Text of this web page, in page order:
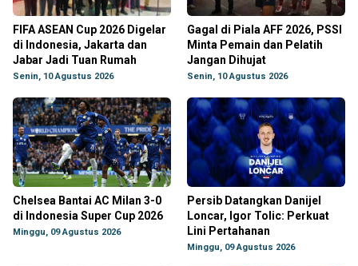
FIFA ASEAN Cup 2026 Digelar
di Indonesia, Jakarta dan
Jabar Jadi Tuan Rumah
Senin, 10 Agustus 2026
Gagal di Piala AFF 2026, PSSI
Minta Pemain dan Pelatih
Jangan Dihujat
Senin, 10 Agustus 2026
Chelsea Bantai AC Milan 3-0
di Indonesia Super Cup 2026
Minggu, 09 Agustus 2026
Persib Datangkan Danijel
Loncar, Igor Tolic: Perkuat
Lini Pertahanan
Minggu, 09 Agustus 2026